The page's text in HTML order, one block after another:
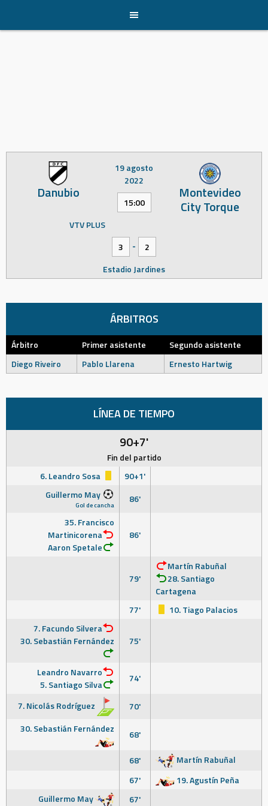
content
Danubio Montevideo
City Torque
19 agosto
2022
15:00
VTV PLUS
3
-
2
Estadio Jardines
ÁRBITROS
Árbitro Primer asistente
Segundo asistente
Diego Riveiro
Pablo Llarena Ernesto Hartwig
LÍNEA DE TIEMPO
90+7'
Fin del partido
6. Leandro Sosa
90+1'
Guillermo May
Gol de cancha
86'
35. Francisco
Martinicorena
Aaron Spetale
86'
79'
Martín Rabuñal
28. Santiago
Cartagena
77'
10. Tiago Palacios
7. Facundo Silvera
30. Sebastián Fernández
75'
Leandro Navarro
5. Santiago Silva
74'
7. Nicolás Rodríguez
70'
30. Sebastián Fernández
68'
68'
Martín Rabuñal
67'
19. Agustín Peña
Guillermo May
67'